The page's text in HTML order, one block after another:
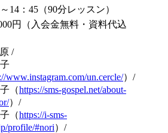
14：45（90分レッスン）
円（入会金無料・資料代込
/
www.instagram.com/un.cercle/）/
（https://sms-gospel.net/about-
）/
（https://i-sms-
profile/#nori）/